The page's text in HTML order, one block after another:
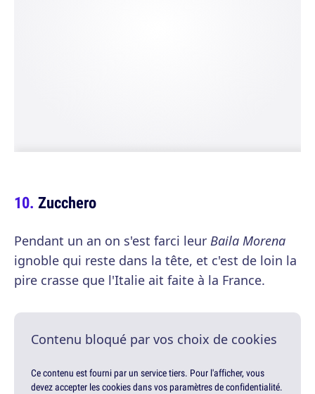
Zucchero
Pendant un an on s'est farci leur Baila Morena
ignoble qui reste dans la tête, et c'est de loin la
pire crasse que l'Italie ait faite à la France.
Contenu bloqué par vos choix de cookies
Ce contenu est fourni par un service tiers. Pour l'afficher, vous
devez accepter les cookies dans vos paramètres de confidentialité.